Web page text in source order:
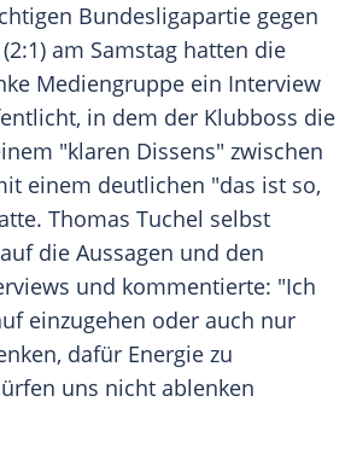
Bundesligapartie gegen
am Samstag hatten die
Mediengruppe ein Interview
in dem der Klubboss die
"klaren Dissens" zwischen
einem deutlichen "das ist so,
Thomas Tuchel selbst
die Aussagen und den
und kommentierte: "Ich
einzugehen oder auch nur
dafür Energie zu
uns nicht ablenken